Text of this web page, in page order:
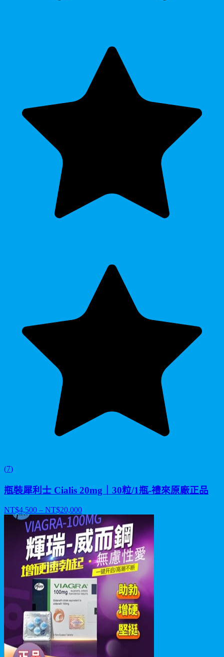
(7)
瓶裝犀利士 Cialis 20mg｜30粒/1瓶-禮來原廠正品
NT$4,500 – NT$20,000